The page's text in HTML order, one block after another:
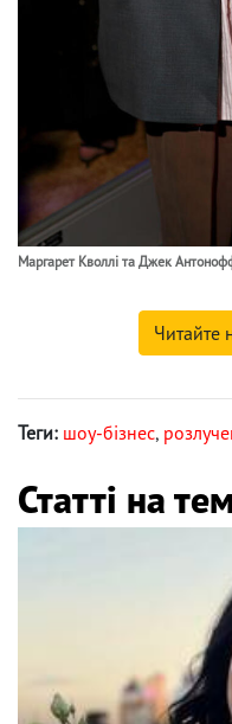
Маргарет Кволлі та Джек
Читайте
Теги: шоу-бізнес,
Статті на